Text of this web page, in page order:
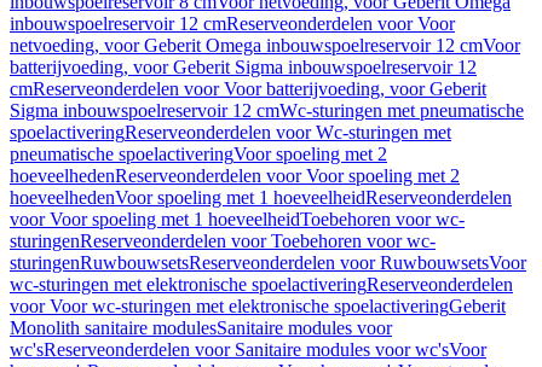
inbouwspoelreservoir 12 cmReserveonderdelen voor Voor
netvoeding, voor Geberit Omega inbouwspoelreservoir 12 cmVoor
batterijvoeding, voor Geberit Sigma inbouwspoelreservoir 12
cmReserveonderdelen voor Voor batterijvoeding, voor Geberit
Sigma inbouwspoelreservoir 12 cmWc-sturingen met pneumatische
spoelactiveringReserveonderdelen voor Wc-sturingen met
pneumatische spoelactiveringVoor spoeling met 2
hoeveelhedenReserveonderdelen voor Voor spoeling met 2
hoeveelhedenVoor spoeling met 1 hoeveelheidReserveonderdelen
voor Voor spoeling met 1 hoeveelheidToebehoren voor wc-
sturingenReserveonderdelen voor Toebehoren voor wc-
sturingenRuwbouwsetsReserveonderdelen voor RuwbouwsetsVoor
wc-sturingen met elektronische spoelactiveringReserveonderdelen
voor Voor wc-sturingen met elektronische spoelactiveringGeberit
Monolith sanitaire modulesSanitaire modules voor
wc'sReserveonderdelen voor Sanitaire modules voor wc'sVoor